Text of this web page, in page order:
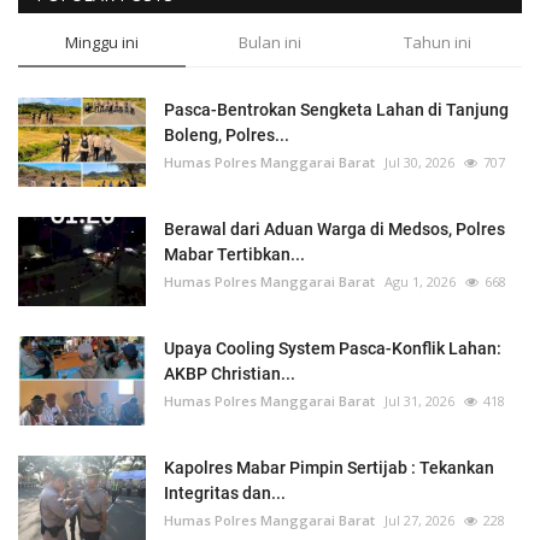
Minggu ini Bulan ini Tahun ini
Pasca-Bentrokan Sengketa Lahan di Tanjung
Boleng, Polres...
Humas Polres Manggarai Barat Jul 30, 2026 707
Berawal dari Aduan Warga di Medsos, Polres
Mabar Tertibkan...
Humas Polres Manggarai Barat Agu 1, 2026 668
Upaya Cooling System Pasca-Konflik Lahan:
AKBP Christian...
Humas Polres Manggarai Barat Jul 31, 2026 418
Kapolres Mabar Pimpin Sertijab : Tekankan
Integritas dan...
Humas Polres Manggarai Barat Jul 27, 2026 228